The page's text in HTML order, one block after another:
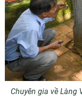
Chuyên gia về Làng